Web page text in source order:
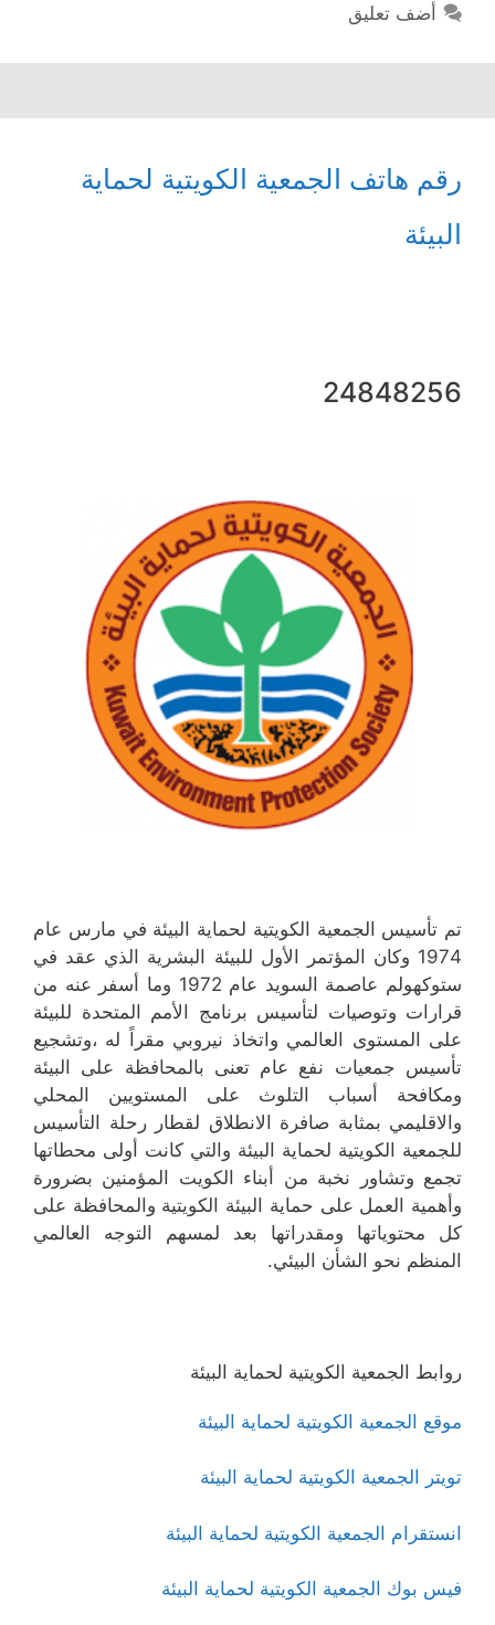
أضف تعليق
رقم هاتف الجمعية الكويتية لحماية
البيئة
24848256
تم تأسيس الجمعية الكويتية لحماية البيئة في مارس عام
1974 وكان المؤتمر الأول للبيئة البشرية الذي عقد في
ستوكهولم عاصمة السويد عام 1972 وما أسفر عنه من
قرارات وتوصيات لتأسيس برنامج الأمم المتحدة للبيئة
على المستوى العالمي واتخاذ نيروبي مقراً له ،وتشجيع
تأسيس جمعيات نفع عام تعنى بالمحافظة على البيئة
ومكافحة أسباب التلوث على المستويين المحلي
والاقليمي بمثابة صافرة الانطلاق لقطار رحلة التأسيس
للجمعية الكويتية لحماية البيئة والتي كانت أولى محطاتها
تجمع وتشاور نخبة من أبناء الكويت المؤمنين بضرورة
وأهمية العمل على حماية البيئة الكويتية والمحافظة على
كل محتوياتها ومقدراتها بعد لمسهم التوجه العالمي
المنظم نحو الشأن البيئي.
روابط الجمعية الكويتية لحماية البيئة
موقع الجمعية الكويتية لحماية البيئة
تويتر الجمعية الكويتية لحماية البيئة
انستقرام الجمعية الكويتية لحماية البيئة
فيس بوك الجمعية الكويتية لحماية البيئة